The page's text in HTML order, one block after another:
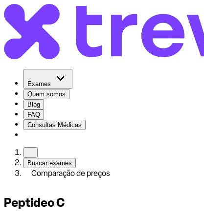
Exames
Quem somos
Blog
FAQ
Consultas Médicas
Buscar exames
Comparação de preços
Peptideo C